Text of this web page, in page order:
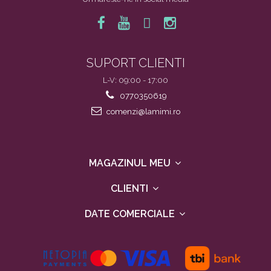
SUPORT CLIENTI
L-V: 09:00 - 17:00
0770350619
comenzi@lamimi.ro
MAGAZINUL MEU
CLIENTI
DATE COMERCIALE